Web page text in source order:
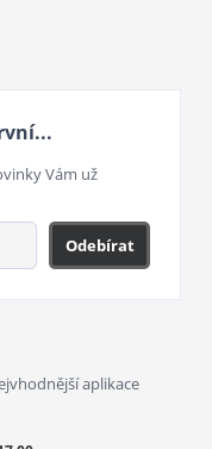
Vám už
Odebírat
aplikace